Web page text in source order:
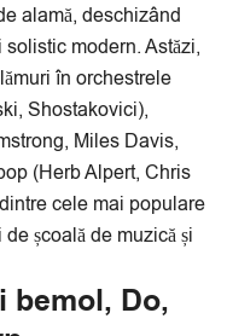
alamă, deschizând
modern. Astăzi,
în orchestrele
Shostakovici),
Miles Davis,
(Herb Alpert, Chris
cele mai populare
școală de muzică și
bemol, Do,